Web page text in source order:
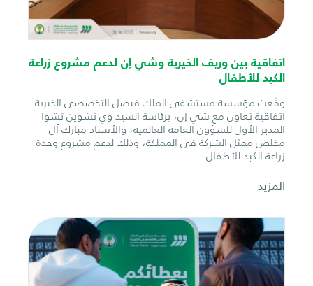
اتفاقية بين وريف الخيرية وشي إن لدعم مشروع زراعة
الكبد للأطفال
وقّعت مؤسسة مستشفى الملك فيصل التخصصي الخيرية
اتفاقية تعاون مع شي إن، برئاسة السيد وي تشوين تشوا
المدير الأول للشؤون العامة العالمية، والأستاذ مبارك آل
مخلص ممثل الشركة في المملكة، وذلك لدعم مشروع وحدة
زراعة الكبد للأطفال.
المزيد